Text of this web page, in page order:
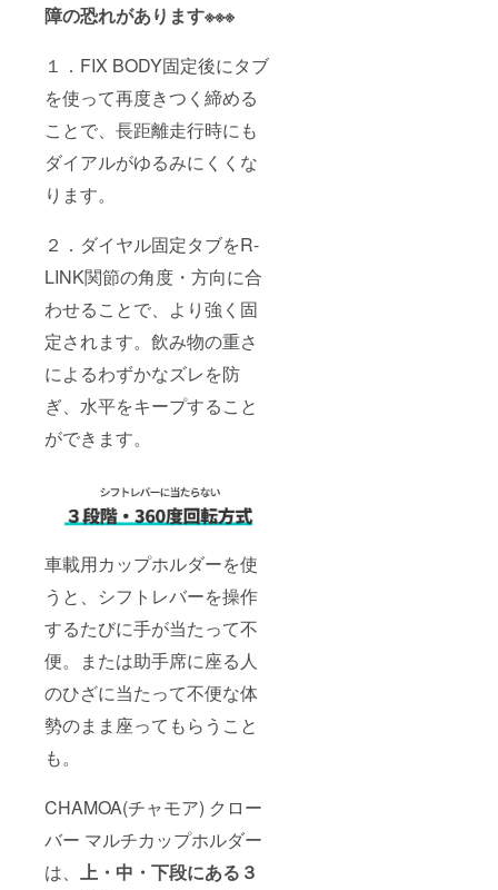
障の恐れがあります※※※
１．FIX BODY固定後にタブ
を使って再度きつく締める
ことで、長距離走行時にも
ダイアルがゆるみにくくな
ります。
２．ダイヤル固定タブをR-
LINK関節の角度・方向に合
わせることで、より強く固
定されます。飲み物の重さ
によるわずかなズレを防
ぎ、水平をキープすること
ができます。
車載用カップホルダーを使
うと、シフトレバーを操作
するたびに手が当たって不
便。または助手席に座る人
のひざに当たって不便な体
勢のまま座ってもらうこと
も。
CHAMOA(チャモア) クロー
バー マルチカップホルダー
は、 上・中・下段にある３